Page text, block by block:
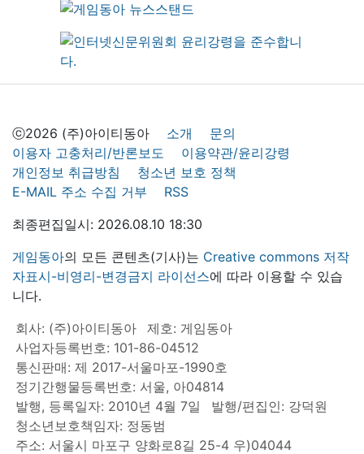
ⓒ2026 (주)아이티동아 소개
문의
이용자 고충처리/반론보도
이용약관/윤리강령
개인정보 취급방침
청소년 보호 정책
E-MAIL 주소 수집 거부
RSS
최종편집일시: 2026.08.10 18:30
게임동아의 모든 콘텐츠(기사)는 Creative commons 저작
자표시-비영리-변경금지 라이선스에 따라 이용할 수 있습
니다.
회사: (주)아이티동아
제호: 게임동아
사업자등록번호: 101-86-04512
통신판매: 제 2017-서울마포-1990호
정기간행물등록번호: 서울, 아04814
발행, 등록일자: 2010년 4월 7일
발행/편집인: 강덕원
청소년보호책임자: 정동범
주소: 서울시 마포구 양화로8길 25-4 우)04044